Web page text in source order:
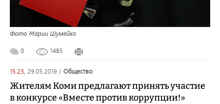
Фото Марии Шумейко
0 1485
15:23, 29.05.2019 / общество
Жителям Коми предлагают принять участие
в конкурсе «Вместе против коррупции!»